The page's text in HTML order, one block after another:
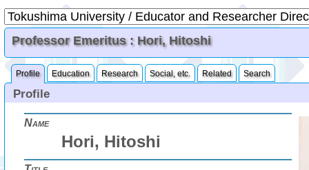
Professor Emeritus : Hori, Hitoshi
Profile Education Research Social, etc. Related Search
Profile
Name
Hori, Hitoshi